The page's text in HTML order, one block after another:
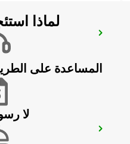
MAINلماذا
المساعدة على الطريق
لا